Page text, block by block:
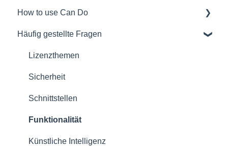
Softwareauswahl und Entscheidungshilfen
Rollout eines Can Do Systems
Übersichten
Verträge
Sicherheit
Referenzen
Lizenzmodell
How to use Can Do
Für Administratoren/innen
Für Projektmanager/innen
Für Mitarbeiter/-innen
Für Teamleiter/innen
Für Portfoliomanager/innen
Reporting PDC - Project Data Collector
Häufig gestellte Fragen
Lizenzthemen
Sicherheit
Schnittstellen
Funktionalität
Künstliche Intelligenz